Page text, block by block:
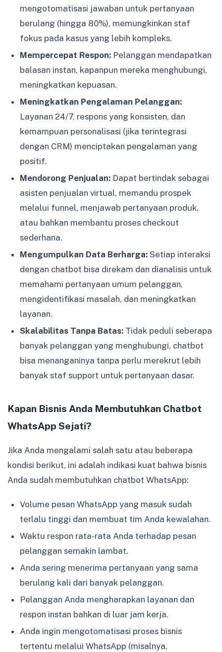
mengotomatisasi jawaban untuk pertanyaan
berulang (hingga 80%), memungkinkan staf
fokus pada kasus yang lebih kompleks.
Mempercepat Respon: Pelanggan mendapatkan
balasan instan, kapanpun mereka menghubungi,
meningkatkan kepuasan.
Meningkatkan Pengalaman Pelanggan:
Layanan 24/7, respons yang konsisten, dan
kemampuan personalisasi (jika terintegrasi
dengan CRM) menciptakan pengalaman yang
positif.
Mendorong Penjualan: Dapat bertindak sebagai
asisten penjualan virtual, memandu prospek
melalui funnel, menjawab pertanyaan produk,
atau bahkan membantu proses checkout
sederhana.
Mengumpulkan Data Berharga: Setiap interaksi
dengan chatbot bisa direkam dan dianalisis untuk
memahami pertanyaan umum pelanggan,
mengidentifikasi masalah, dan meningkatkan
layanan.
Skalabilitas Tanpa Batas: Tidak peduli seberapa
banyak pelanggan yang menghubungi, chatbot
bisa menanganinya tanpa perlu merekrut lebih
banyak staf support untuk pertanyaan dasar.
Kapan Bisnis Anda Membutuhkan Chatbot
WhatsApp Sejati?
Jika Anda mengalami salah satu atau beberapa
kondisi berikut, ini adalah indikasi kuat bahwa bisnis
Anda sudah membutuhkan chatbot WhatsApp:
Volume pesan WhatsApp yang masuk sudah
terlalu tinggi dan membuat tim Anda kewalahan.
Waktu respon rata-rata Anda terhadap pesan
pelanggan semakin lambat.
Anda sering menerima pertanyaan yang sama
berulang kali dari banyak pelanggan.
Pelanggan Anda mengharapkan layanan dan
respon instan bahkan di luar jam kerja.
Anda ingin mengotomatisasi proses bisnis
tertentu melalui WhatsApp (misalnya,